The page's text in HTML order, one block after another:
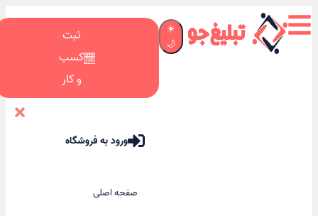
☀️
🌙
ثبت
کسب
و کار
ورود به فروشگاه
صفحه اصلی